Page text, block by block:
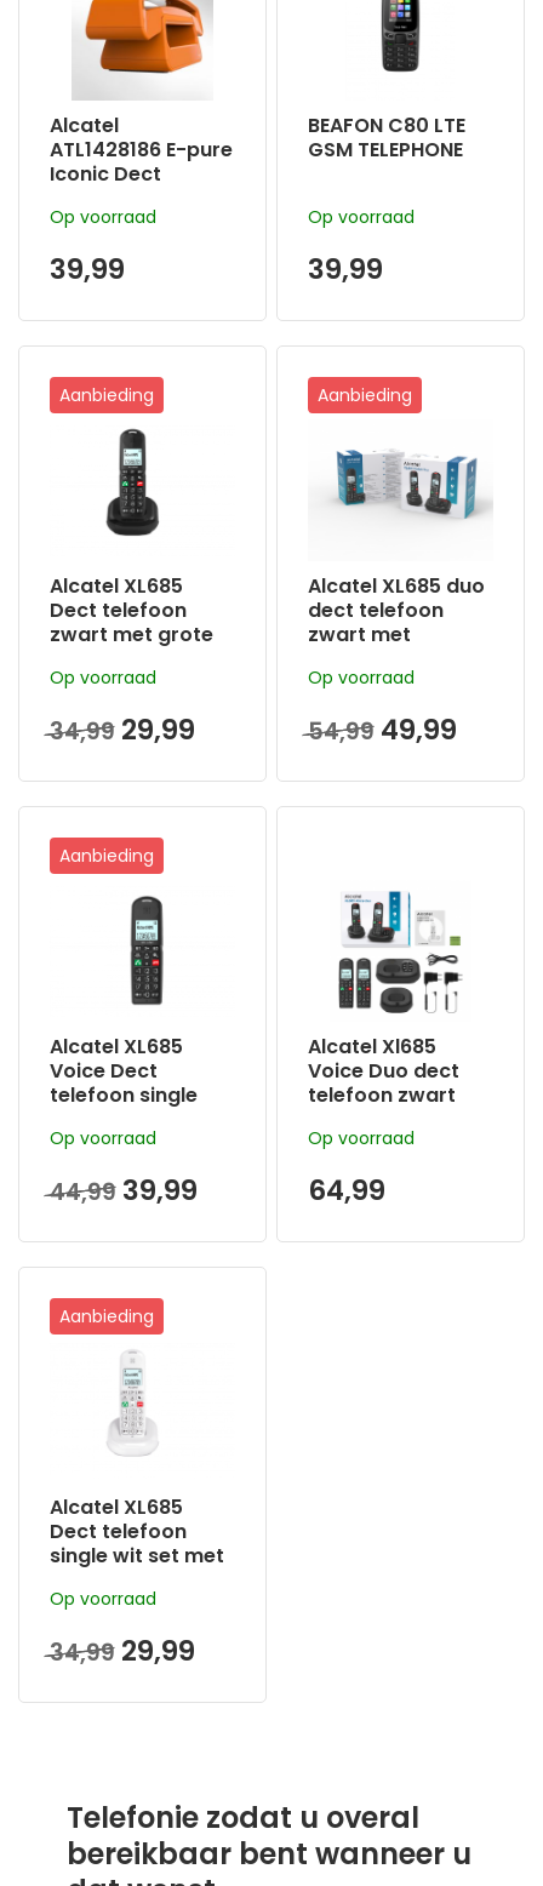
Alcatel
ATL1428186 E-pure
Iconic Dect
oranje : Stijlvol,
elegant en goed
Op voorraad
39,99
BEAFON C80 LTE
GSM TELEPHONE
Op voorraad
39,99
Aanbieding
Alcatel XL685
Dect telefoon
zwart met grote
handenvrij bellen
Op voorraad
34,99 29,99
Aanbieding
Alcatel XL685 duo
dect telefoon
zwart met
en grote toetsen
Op voorraad
54,99 49,99
Aanbieding
Alcatel XL685
Voice Dect
telefoon single
antwoordappara
toetsen
Op voorraad
44,99 39,99
Alcatel Xl685
Voice Duo dect
telefoon zwart
antwoordappara
bellen
Op voorraad
64,99
Aanbieding
Alcatel XL685
Dect telefoon
single wit set met
en grote toetsen.
Op voorraad
34,99 29,99
Telefonie zodat u overal
bereikbaar bent wanneer u